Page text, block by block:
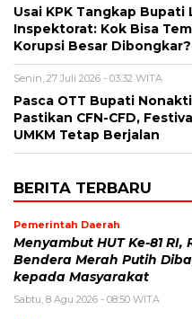
Usai KPK Tangkap Bupati
Inspektorat: Kok Bisa
Korupsi Besar Dibongkar?
Senin, 27 Juli 2026 - 03:32 WITA
Pasca OTT Bupati
Pastikan CFN-CFD,
UMKM Tetap Berjalan
BERITA TERBARU
Pemerintah Daerah
Menyambut HUT Ke-81 RI,
Bendera Merah Putih
kepada Masyarakat
Sabtu, 8 Agu 2026 - 08:50 WITA